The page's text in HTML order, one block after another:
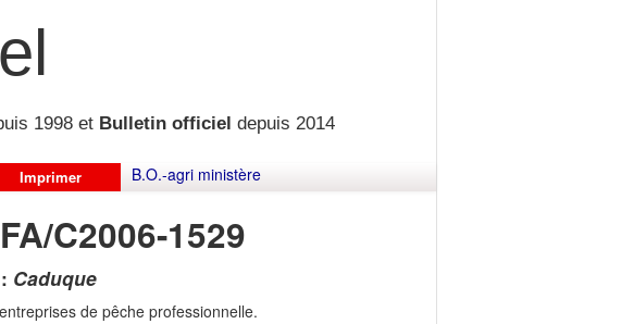
1998 et Bulletin officiel depuis 2014
Imprimer B.O.-agri ministère
C2006-1529
Caduque
de pêche professionnelle.